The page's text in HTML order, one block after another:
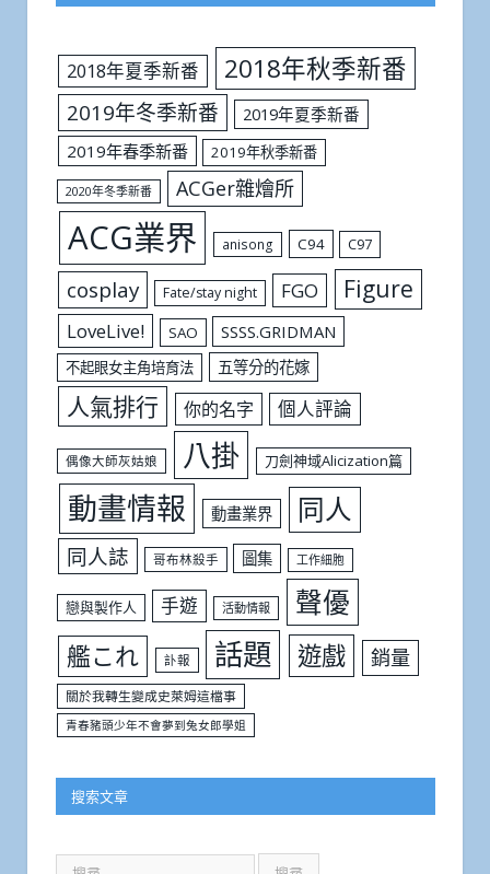
2018年夏季新番 2018年秋季新番
2019年冬季新番
2019年夏季新番
2019年春季新番
2019年秋季新番
2020年冬季新番 ACGer雜燴所
ACG業界 anisong C94 C97
cosplay Fate/stay night FGO Figure
LoveLive! SAO SSSS.GRIDMAN
不起眼女主角培育法 五等分的花嫁
人氣排行 你的名字 個人評論
偶像大師灰姑娘 八掛 刀劍神域Alicization篇
動畫情報 動畫業界 同人
同人誌 哥布林殺手 圖集 工作細胞
戀與製作人 手遊 活動情報 聲優
艦これ 訃報 話題 遊戲 銷量
關於我轉生變成史萊姆這檔事
青春豬頭少年不會夢到兔女郎學姐
搜索文章